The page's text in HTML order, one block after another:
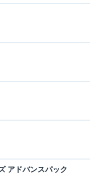
アドバンスパック